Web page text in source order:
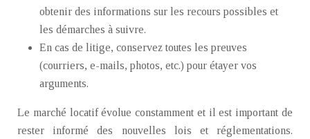
obtenir des informations sur les recours possibles et
les démarches à suivre.
En cas de litige, conservez toutes les preuves
(courriers, e-mails, photos, etc.) pour étayer vos
arguments.
Le marché locatif évolue constamment et il est important de
rester informé des nouvelles lois et réglementations.